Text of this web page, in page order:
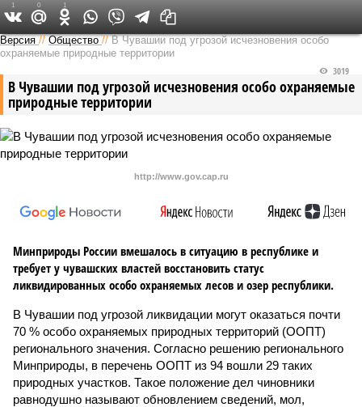
Версия в Чувашии
Версия //Общество //В Чувашии под угрозой исчезновения особо
охраняемые природные территории
В Чувашии под угрозой исчезновения особо охраняемые
природные территории
3019
http://www.gov.cap.ru
Минприроды России вмешалось в ситуацию в республике и
требует у чувашских властей восстановить статус
ликвидированных особо охраняемых лесов и озер республики.
В Чувашии под угрозой ликвидации могут оказаться почти
70 % особо охраняемых природных территорий (ООПТ)
регионального значения. Согласно решению регионального
Минприроды, в перечень ООПТ из 94 вошли 29 таких
природных участков. Такое положение дел чиновники
равнодушно называют обновлением сведений, мол,
1 0 1